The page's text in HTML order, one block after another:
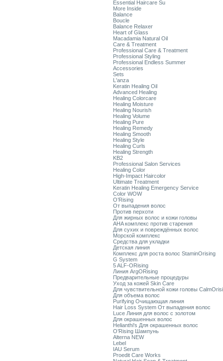
Essential Haircare Su
More Inside
Balance
Boucle
Balance Relaxer
Heart of Glass
Macadamia Natural Oil
Care & Treatment
Professional Care & Treatment
Professional Styling
Professional Endless Summer
Accessories
Sets
L'anza
Keratin Healing Oil
Advanced Healing
Healing Colorcare
Healing Moisture
Healing Nourish
Healing Volume
Healing Pure
Healing Remedy
Healing Smooth
Healing Style
Healing Curls
Healing Strength
KB2
Professional Salon Services
Healing Color
High-Impact Haircolor
Ultimate Treatment
Keratin Healing Emergency Service
Color WOW
O’Rising
От выпадения волос
Против перхоти
Для жирных волос и кожи головы
AHA комплекс против старения
Для сухих и повреждённых волос
Морской комплекс
Средства для укладки
Детская линия
Комплекс для роста волос StaminOrising
G System
5 ALF-ORising
Линия ArgORising
Предварительные процедуры
Уход за кожей Skin Care
Для чувствительной кожи головы
Для объема волос
Purifying Очищающая линия
Hair Loss System От выпадения волос
Luce Линия для волос с золотом
Для окрашенных волос
Helianthi's Для окрашенных волос
O’Rising Шампунь
Alterna NEW
Lebel
IAU Serum
Proedit Care Works